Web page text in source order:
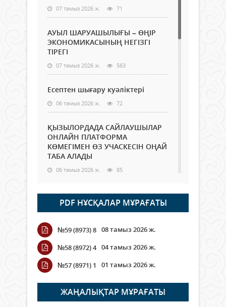
07 тамыз 2026 ж. 71
АУЫЛ ШАРУАШЫЛЫҒЫ – ӨҢІР
ЭКОНОМИКАСЫНЫҢ НЕГІЗГІ
ТІРЕГІ
07 тамыз 2026 ж. 563
Есептен шығару куәліктері
06 тамыз 2026 ж. 72
ҚЫЗЫЛОРДАДА САЙЛАУШЫЛАР
ОНЛАЙН ПЛАТФОРМА
КӨМЕГІМЕН ӨЗ УЧАСКЕСІН ОҢАЙ
ТАБА АЛАДЫ
06 тамыз 2026 ж. 85
Open Air: Қызылорда облысы
полиция департаменті 20
мыңнан астам көрерменнің
қауіпсіздігін қамтамасыз етті
06 тамыз 2026 ж.
Wi-Fi ҚАБЫРҒА АРҚЫЛЫ ҚАЛАЙ
ӨТЕДІ?
06 тамыз 2026 ж. 263
PDF НҰСҚАЛАР МҰРАҒАТЫ
№59 (8973) 8 08 тамыз 2026 ж.
№58 (8972) 4 04 тамыз 2026 ж.
№57 (8971) 1
01 тамыз 2026 ж.
ЖАҢАЛЫҚТАР МҰРАҒАТЫ